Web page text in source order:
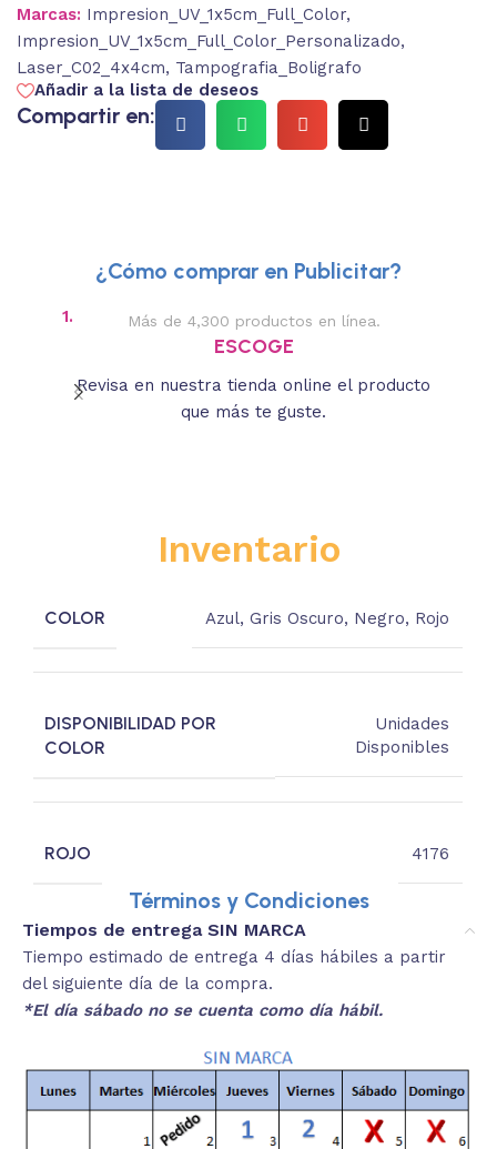
Marcas: Impresion_UV_1x5cm_Full_Color,
Impresion_UV_1x5cm_Full_Color_Personalizado,
Laser_C02_4x4cm, Tampografia_Boligrafo
Añadir a la lista de deseos
Compartir en:
¿Cómo comprar en Publicitar?
1. Más de 4,300 productos en línea.
ESCOGE
Revisa en nuestra tienda online el producto
que más te guste.
Inventario
COLOR Azul,Gris Oscuro, Negro, Rojo
DISPONIBILIDAD POR
COLOR
Unidades
Disponibles
ROJO 4176
Términos y Condiciones
Tiempos de entrega SIN MARCA
Tiempo estimado de entrega 4 días hábiles a partir
del siguiente día de la compra.
*El día sábado no se cuenta como día hábil.